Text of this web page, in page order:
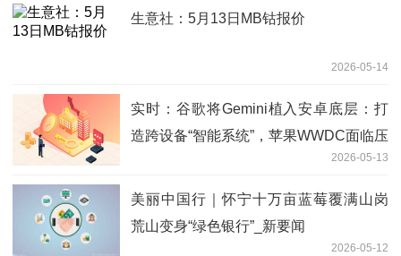
生意社：5月13日MB钴报价
2026-05-14
实时：谷歌将Gemini植入安卓底层：打
造跨设备“智能系统”，苹果WWDC面临压
2026-05-13
美丽中国行｜怀宁十万亩蓝莓覆满山岗
荒山变身“绿色银行”_新要闻
2026-05-12